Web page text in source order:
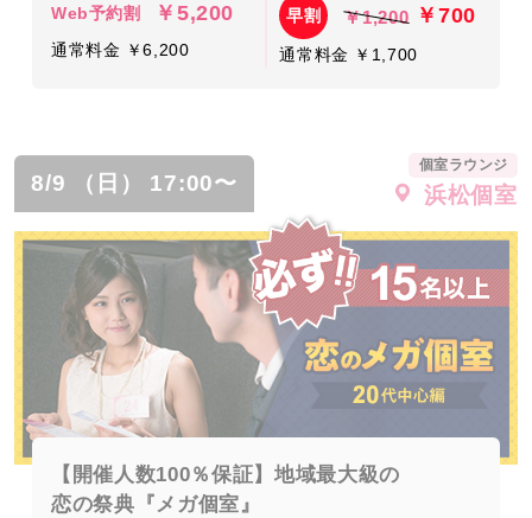
Web予約割 ￥5,200
通常料金 ￥6,200
早割 ￥1,200 ￥700
通常料金 ￥1,700
8/9 （日） 17:00〜
個室ラウンジ
浜松個室
【開催人数100％保証】地域最大級の
恋の祭典『メガ個室』